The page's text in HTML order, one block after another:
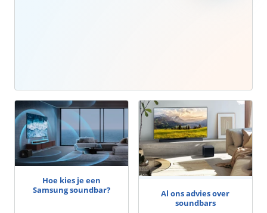
Hoe kies je een
Samsung soundbar?
Al ons advies over
soundbars